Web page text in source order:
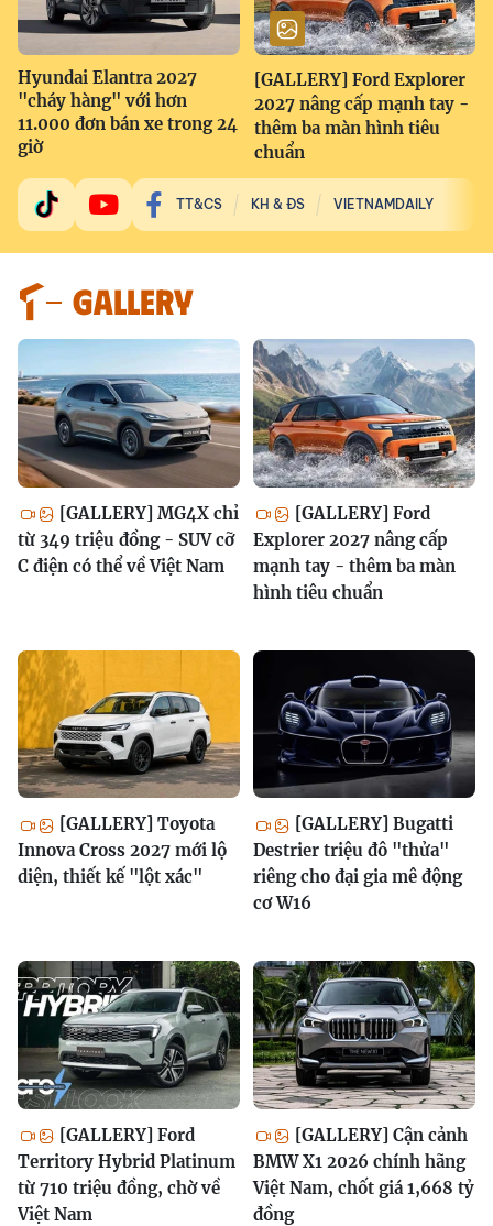
Hyundai Elantra 2027
"cháy hàng" với hơn
11.000 đơn bán xe trong 24
giờ
[GALLERY] Ford Explorer
2027 nâng cấp mạnh tay -
thêm ba màn hình tiêu
chuẩn
TT&CS KH & ĐS VIETNAMDAILY
GALLERY
[GALLERY] MG4X chỉ
từ 349 triệu đồng - SUV cỡ
C điện có thể về Việt Nam
[GALLERY] Ford
Explorer 2027 nâng cấp
mạnh tay - thêm ba màn
hình tiêu chuẩn
[GALLERY] Toyota
Innova Cross 2027 mới lộ
diện, thiết kế "lột xác"
[GALLERY] Bugatti
Destrier triệu đô "thửa"
riêng cho đại gia mê động
cơ W16
[GALLERY] Ford
Territory Hybrid Platinum
từ 710 triệu đồng, chờ về
Việt Nam
[GALLERY] Cận cảnh
BMW X1 2026 chính hãng
Việt Nam, chốt giá 1,668 tỷ
đồng